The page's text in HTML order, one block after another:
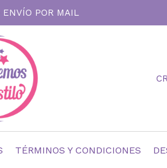
POR MAIL
TÉRMINOS Y CONDICIONES